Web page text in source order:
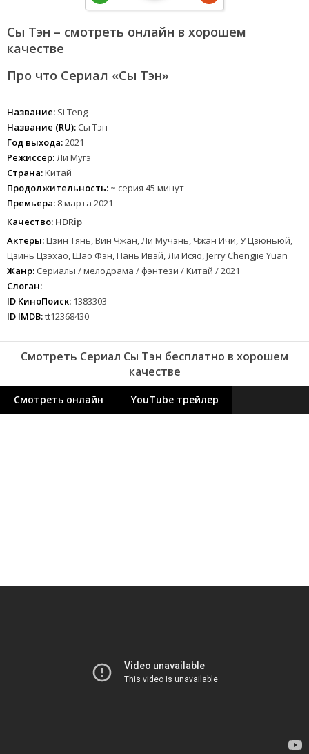
Сы Тэн – смотреть онлайн в хорошем
качестве
Про что Сериал «Сы Тэн»
Название: Si Teng
Название (RU): Сы Тэн
Год выхода:2021
Режиссер:Ли Мугэ
Страна:Китай
Продолжительность: ~ серия 45 минут
Премьера: 8 марта 2021
Качество: HDRip
Актеры:Цзин Тянь, Вин Чжан, Ли Мучэнь, Чжан Ичи, У Цзюньюй,
Цзинь Цзэхао, Шао Фэн, Пань Ивэй, Ли Исяо, Jerry Chengjie Yuan
Жанр: Сериалы / мелодрама / фэнтези / Китай / 2021
Слоган:-
ID КиноПоиск: 1383303
ID IMDB:tt12368430
Смотреть Сериал Сы Тэн бесплатно в хорошем
качестве
Смотреть онлайн YouTube трейлер